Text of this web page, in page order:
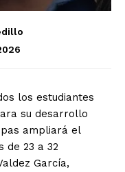
los estudiantes
su desarrollo
ampliará el
de 23 a 32
García,